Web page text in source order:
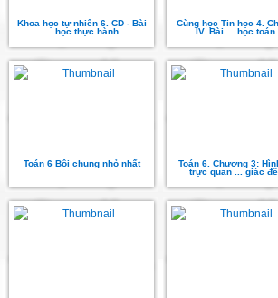
Khoa học tự nhiên 6. CD - Bài
... học thực hành
Cùng học Tin học 4.
IV. Bài ... học toán
Toán 6 Bôi chung nhỏ nhất
Toán 6. Chương 3:
trực quan ... giác